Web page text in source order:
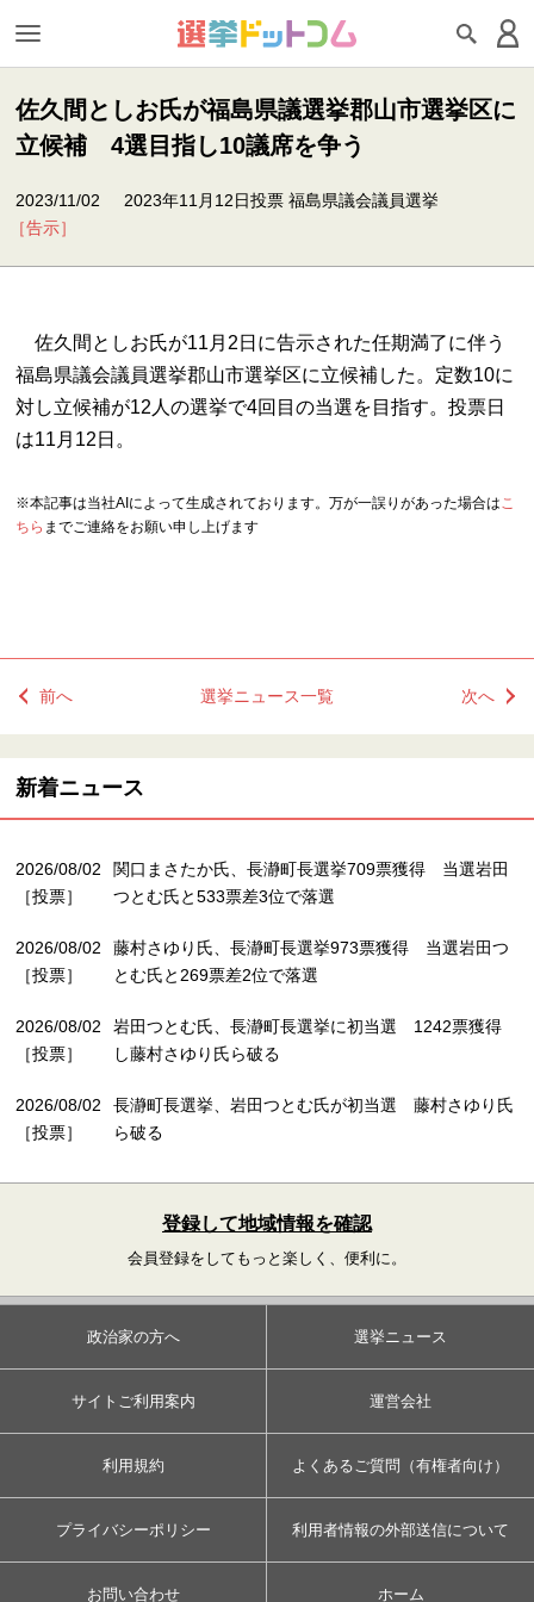
佐久間としお氏が福島県議選挙郡山市選挙区に
立候補 4選目指し10議席を争う
2023/11/02
［告示］
2023年11月12日投票 福島県議会議員選挙
佐久間としお氏が11月2日に告示された任期満了に伴う
福島県議会議員選挙郡山市選挙区に立候補した。定数10に
対し立候補が12人の選挙で4回目の当選を目指す。投票日
は11月12日。
※本記事は当社AIによって生成されております。万が一誤りがあった場合はこ
ちら までご連絡をお願い申し上げます
前へ 選挙ニュース一覧 次へ
新着ニュース
2026/08/02
［投票］
関口まさたか氏、長瀞町長選挙709票獲得 当選岩田
つとむ氏と533票差3位で落選
2026/08/02
［投票］
藤村さゆり氏、長瀞町長選挙973票獲得 当選岩田つ
とむ氏と269票差2位で落選
2026/08/02
［投票］
岩田つとむ氏、長瀞町長選挙に初当選 1242票獲得
し藤村さゆり氏ら破る
2026/08/02
［投票］
長瀞町長選挙、岩田つとむ氏が初当選 藤村さゆり氏
ら破る
登録して地域情報を確認
会員登録をしてもっと楽しく、便利に。
政治家の方へ 選挙ニュース
サイトご利用案内 運営会社
利用規約 よくあるご質問（有権者向け）
プライバシーポリシー 利用者情報の外部送信について
お問い合わせ ホーム